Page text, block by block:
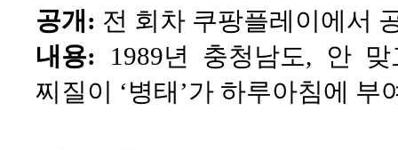
공개: 전 회차 쿠팡플레이에서
내용: 1989년 충청남도, 안
찌질이 ‘병태’가 하루아침에